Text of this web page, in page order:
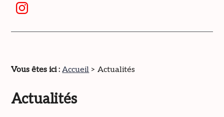
Vous êtes ici : Accueil > Actualités
Actualités